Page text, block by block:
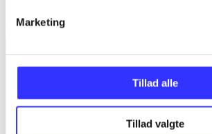
Marketing
Tillad alle
Tillad valgte
Andrzej Sapkowski